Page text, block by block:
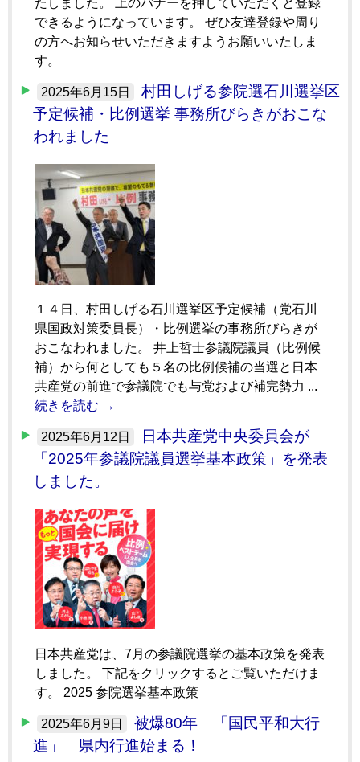
できるようになっています。 ぜひ友達登録や周り
の方へお知らせいただきますようお願いいたしま
す。
2025年6月15日
村田しげる参院選石川選挙区
予定候補・比例選挙 事務所びらきがおこな
われました
１４日、村田しげる石川選挙区予定候補（党石川
県国政対策委員長）・比例選挙の事務所びらきが
おこなわれました。 井上哲士参議院議員（比例候
補）から何としても５名の比例候補の当選と日本
共産党の前進で参議院でも与党および補完勢力 ...
続きを読む →
2025年6月12日
日本共産党中央委員会が
「2025年参議院議員選挙基本政策」を発表
しました。
日本共産党は、7月の参議院選挙の基本政策を発表
しました。 下記をクリックするとご覧いただけま
す。 2025 参院選挙基本政策
2025年6月9日
被爆80年 「国民平和大行
進」 県内行進始まる！